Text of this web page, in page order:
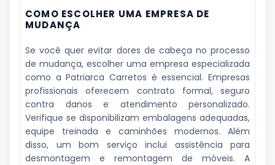
COMO ESCOLHER UMA EMPRESA DE
MUDANÇA
Se você quer evitar dores de cabeça no processo
de mudança, escolher uma empresa especializada
como a Patriarca Carretos é essencial. Empresas
profissionais oferecem contrato formal, seguro
contra danos e atendimento personalizado.
Verifique se disponibilizam embalagens adequadas,
equipe treinada e caminhões modernos. Além
disso, um bom serviço inclui assistência para
desmontagem e remontagem de móveis. A